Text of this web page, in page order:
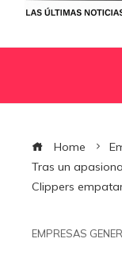
Home
Tras un
Clippers
EMPRESAS